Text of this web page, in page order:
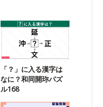
「？」に入る漢字は
なに？和同開珎パズ
ル168